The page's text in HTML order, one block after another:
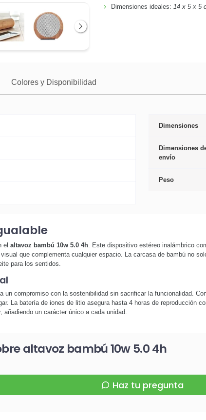
Siguiente
Dimensiones ideales:14 x 5 x 5
Colores y Disponibilidad
Dimensiones
Dimensiones
envío
Peso
el altavoz bambú 10w 5.0 4h. Este dispositivo estéreo inalámbrico
que complementa cualquier espacio. La carcasa de bambú no
para los sentidos.
un compromiso con la sostenibilidad sin sacrificar la funcionalidad.
La batería de iones de litio asegura hasta 4 horas de reproducción
un carácter único a cada unidad.
altavoz bambú 10w 5.0 4h
Haz tu pregunta